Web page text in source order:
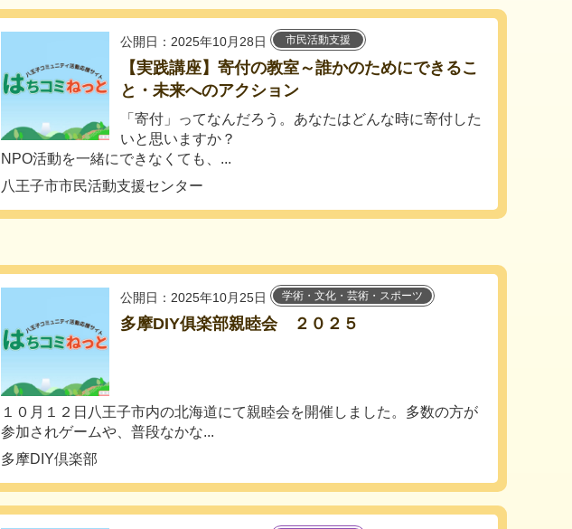
公開日：2025年10月28日 市民活動支援
【実践講座】寄付の教室～誰かのためにできるこ
と・未来へのアクション
「寄付」ってなんだろう。あなたはどんな時に寄付した
いと思いますか？
NPO活動を一緒にできなくても、...
八王子市市民活動支援センター
公開日：2025年10月25日 学術・文化・芸術・スポーツ
多摩DIY俱楽部親睦会 ２０２５
１０月１２日八王子市内の北海道にて親睦会を開催しました。多数の方が
参加されゲームや、普段なかな...
多摩DIY倶楽部